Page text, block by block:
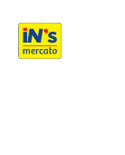
iN's Mercato